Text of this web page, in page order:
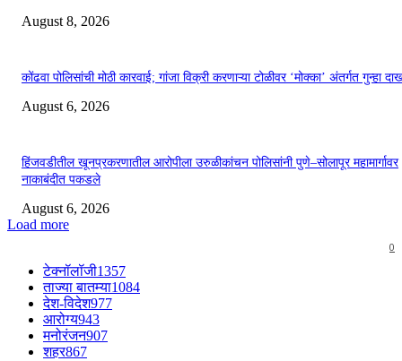
August 8, 2026
कोंढवा पोलिसांची मोठी कारवाई; गांजा विक्री करणाऱ्या टोळीवर ‘मोक्का’ अंतर्गत गुन्हा
August 6, 2026
हिंजवडीतील खूनप्रकरणातील आरोपीला उरुळीकांचन पोलिसांनी पुणे–सोलापूर महामार्गावर
नाकाबंदीत पकडले
August 6, 2026
Load more
0
टेक्नॉलॉजी1357
ताज्या बातम्या1084
देश-विदेश977
आरोग्य943
मनोरंजन907
शहर867